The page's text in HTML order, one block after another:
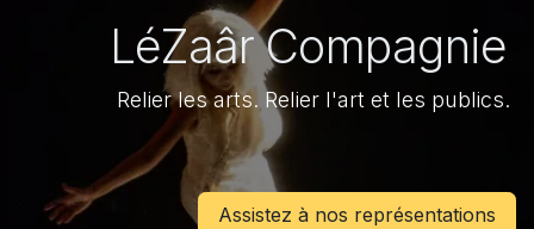
LéZaâr Compagnie
Relier les arts. Relier l'art et les publics.
Assistez à nos représentations